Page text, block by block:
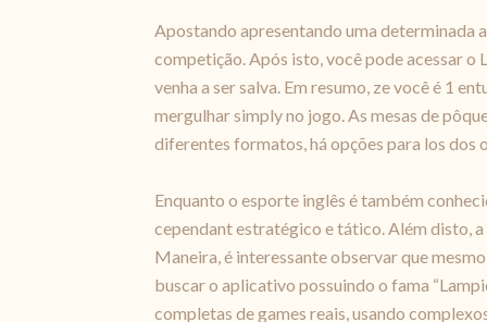
Apostando apresentando uma determinada
competição. Após isto, você pode acessar o
venha a ser salva. Em resumo, ze você é 1
mergulhar simply no jogo. As mesas de
diferentes formatos, há opções para los dos
Enquanto o esporte inglês é também
cependant estratégico e tático. Além disto,
Maneira, é interessante observar que
buscar o aplicativo possuindo o fama
completas de games reais, usando